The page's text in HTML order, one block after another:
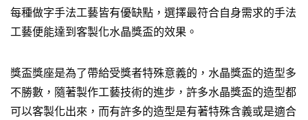
每種做字手法工藝皆有優缺點，選擇最符合自身需求的手法
工藝便能達到客製化水晶獎盃的效果。
獎盃獎座是為了帶給受獎者特殊意義的，水晶獎盃的造型多
不勝數，隨著製作工藝技術的進步，許多水晶獎盃的造型都
可以客製化出來，而有許多的造型是有著特殊含義或是適合